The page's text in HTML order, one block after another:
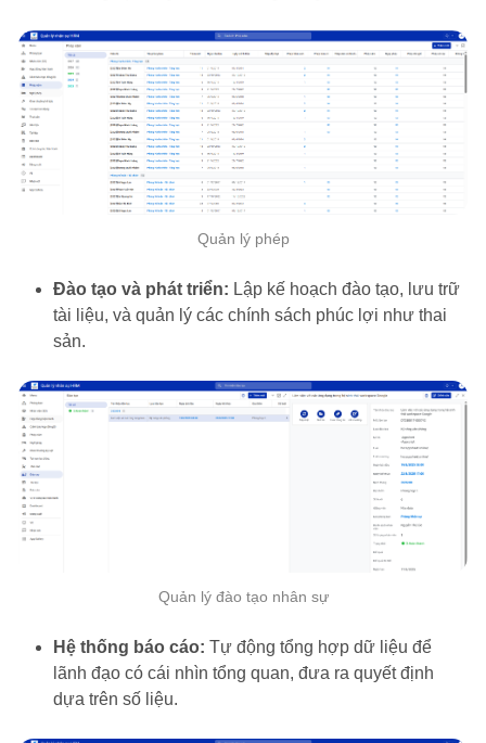
Quản lý phép
Đào tạo và phát triển: Lập kế hoạch đào tạo, lưu trữ
tài liệu, và quản lý các chính sách phúc lợi như thai
sản.
Quản lý đào tạo nhân sự
Hệ thống báo cáo: Tự động tổng hợp dữ liệu để
lãnh đạo có cái nhìn tổng quan, đưa ra quyết định
dựa trên số liệu.